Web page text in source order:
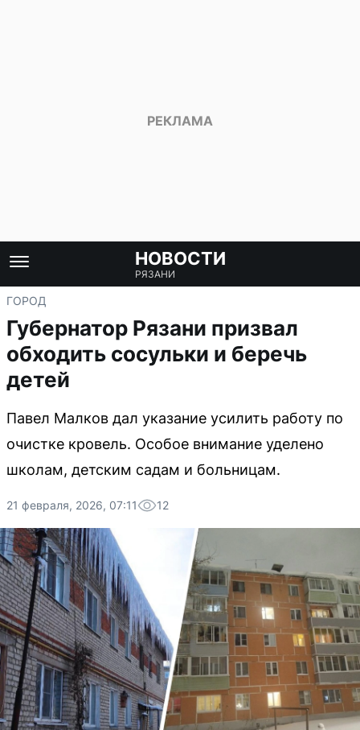
НОВОСТИ
РЯЗАНИ
ГОРОД
Губернатор Рязани призвал
обходить сосульки и беречь
детей
Павел Малков дал указание усилить работу по
очистке кровель. Особое внимание уделено
школам, детским садам и больницам.
21 февраля, 2026, 07:11 12